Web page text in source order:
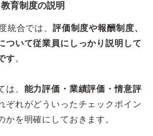
育制度の説明
統合では、 評価制度や報酬制度、
ついて従業員にしっかり説明して
す。
は、 能力評価・業績評価・情意評
ぞれがどういったチェックポイン
かを明確にしておきます。